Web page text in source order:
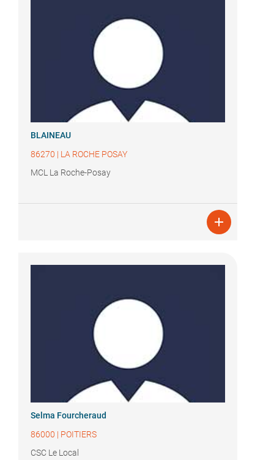
BLAINEAU
86270 | LA ROCHE POSAY
MCL La Roche-Posay

Selma Fourcheraud
86000 | POITIERS
CSC Le Local